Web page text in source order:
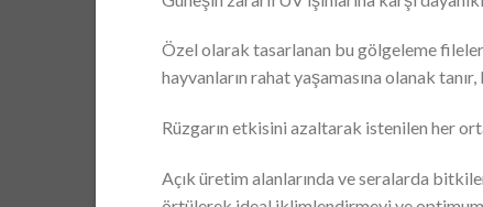
Özel olarak tasarlanan bu gölgeleme
hayvanların rahat yaşamasına olanak
Rüzgarın etkisini azaltarak istenilen her
Açık üretim alanlarında ve seralarda